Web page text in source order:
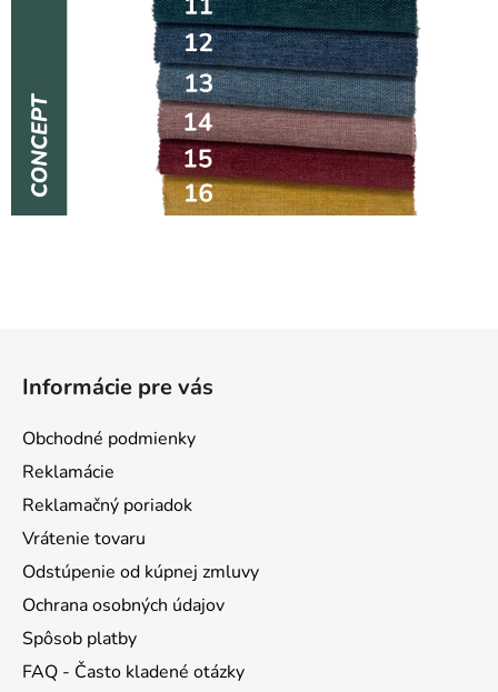
Informácie pre vás
Obchodné podmienky
Reklamácie
Reklamačný poriadok
Vrátenie tovaru
Odstúpenie od kúpnej zmluvy
Ochrana osobných údajov
Spôsob platby
FAQ - Často kladené otázky